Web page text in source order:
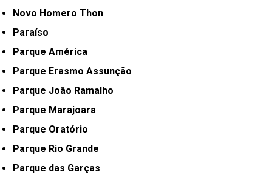
Novo Homero Thon
Paraíso
Parque América
Parque Erasmo Assunção
Parque João Ramalho
Parque Marajoara
Parque Oratório
Parque Rio Grande
Parque das Garças